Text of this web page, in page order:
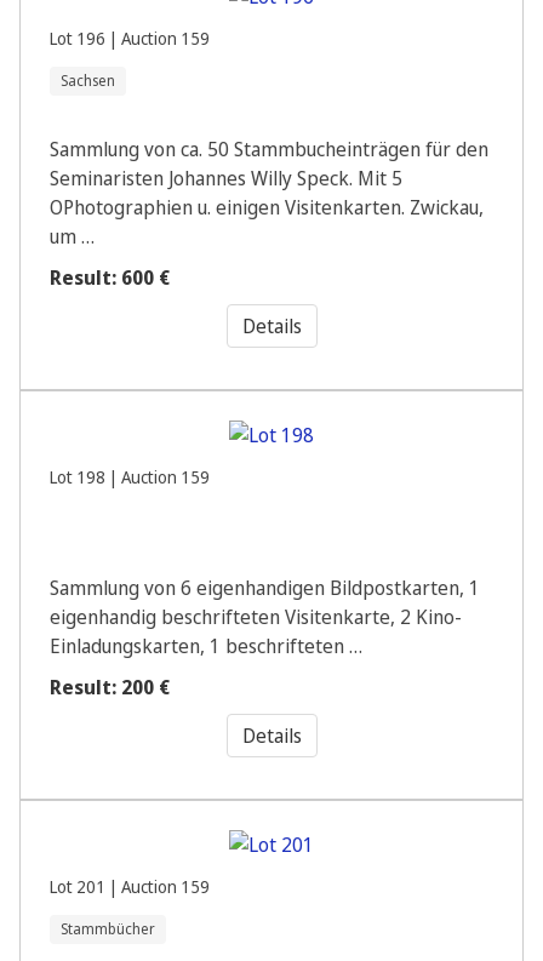
Lot 196 | Auction 159
Sachsen
Sammlung von ca. 50 Stammbucheinträgen für den
Seminaristen Johannes Willy Speck. Mit 5
OPhotographien u. einigen Visitenkarten. Zwickau,
um …
Result: 600 €
Details
Lot 198 | Auction 159
Sammlung von 6 eigenhandigen Bildpostkarten, 1
eigenhandig beschrifteten Visitenkarte, 2 Kino-
Einladungskarten, 1 beschrifteten …
Result: 200 €
Details
Lot 201 | Auction 159
Stammbücher